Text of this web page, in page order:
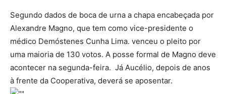
Segundo dados de boca de urna a chapa encabeçada por
Alexandre Magno, que tem como vice-presidente o
médico Demóstenes Cunha Lima. venceu o pleito por
uma maioria de 130 votos. A posse formal de Magno deve
acontecer na segunda-feira. Já Aucélio, depois de anos
à frente da Cooperativa, deverá se aposentar.